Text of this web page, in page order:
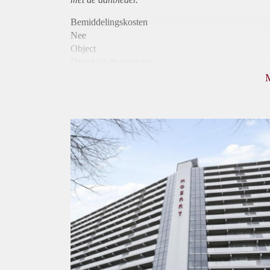
Bemiddelingskosten
Nee
Object
Huurtoeslag
Niet mogelijk
Inkomen eis
2,2 X Maandhuur Bruto
Huurtermijn
Onbepaalde termijn
Oplevering
Kaal